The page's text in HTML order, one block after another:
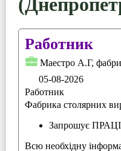
Работник
Маестро А.Г,
05-08-2026
Работник
Фабрика столярних
Запрошує
Всю необхідну